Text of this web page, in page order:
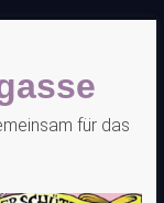
für das